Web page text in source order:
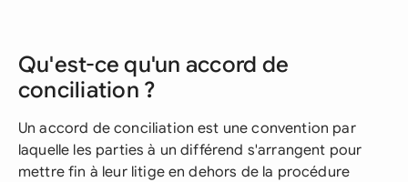
Qu'est-ce qu'un accord de
conciliation ?
Un accord de conciliation est une convention par
laquelle les parties à un différend s'arrangent pour
mettre fin à leur litige en dehors de la procédure